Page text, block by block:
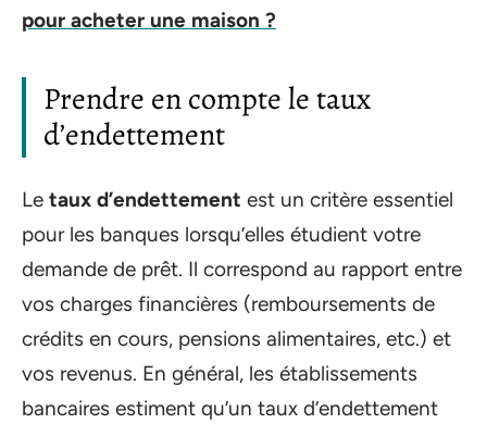
pour acheter une maison ?
Prendre en compte le taux
d’endettement
Le taux d’endettement est un critère essentiel
pour les banques lorsqu’elles étudient votre
demande de prêt. Il correspond au rapport entre
vos charges financières (remboursements de
crédits en cours, pensions alimentaires, etc.) et
vos revenus. En général, les établissements
bancaires estiment qu’un taux d’endettement